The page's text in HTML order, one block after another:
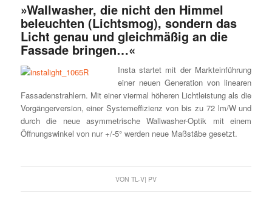
»Wallwasher, die nicht den Himmel
beleuchten (Lichtsmog), sondern das
Licht genau und gleichmäßig an die
Fassade bringen…«
Insta startet mit der Markteinführung
einer neuen Generation von linearen
Fassadenstrahlern. Mit einer viermal höheren Lichtleistung als die
Vorgängerversion, einer Systemeffizienz von bis zu 72 lm/W und
durch die neue asymmetrische Wallwasher-Optik mit einem
Öffnungswinkel von nur +/-5° werden neue Maßstäbe gesetzt.
VON TL-V| PV